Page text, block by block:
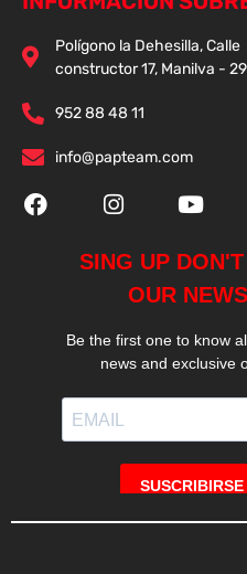
Polígono la Dehesilla, Calle
constructor 17, Manilva -
952 88 48 11
info@papteam.com